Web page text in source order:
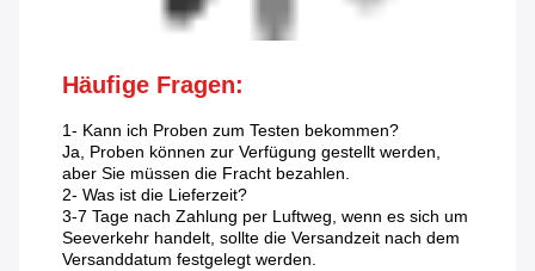
Häufige Fragen:
1- Kann ich Proben zum Testen bekommen?
Ja, Proben können zur Verfügung gestellt werden,
aber Sie müssen die Fracht bezahlen.
2- Was ist die Lieferzeit?
3-7 Tage nach Zahlung per Luftweg, wenn es sich um
Seeverkehr handelt, sollte die Versandzeit nach dem
Versanddatum festgelegt werden.